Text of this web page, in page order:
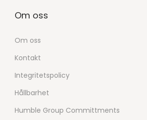
Om oss
Om oss
Kontakt
Integritetspolicy
Hållbarhet
Humble Group Committments